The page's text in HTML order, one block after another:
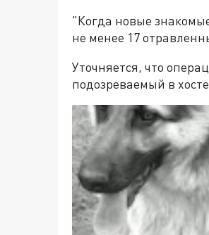
"Когда новые
не менее 17
Уточняется, что
подозреваемый в